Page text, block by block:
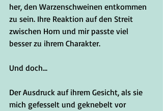
her, den Warzenschweinen entkommen
zu sein. Ihre Reaktion auf den Streit
zwischen Horn und mir passte viel
besser zu ihrem Charakter.
Und doch...
Der Ausdruck auf ihrem Gesicht, als sie
mich gefesselt und geknebelt vor